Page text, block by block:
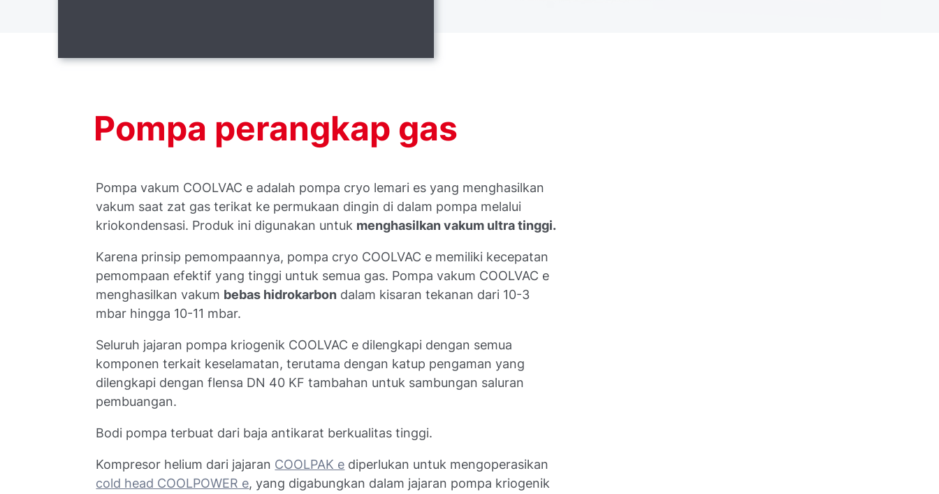
Pompa perangkap gas
Pompa vakum COOLVAC e adalah pompa cryo lemari es yang menghasilkan
vakum saat zat gas terikat ke permukaan dingin di dalam pompa melalui
kriokondensasi. Produk ini digunakan untuk menghasilkan vakum ultra tinggi.
Karena prinsip pemompaannya, pompa cryo COOLVAC e memiliki kecepatan
pemompaan efektif yang tinggi untuk semua gas. Pompa vakum COOLVAC e
menghasilkan vakum bebas hidrokarbon dalam kisaran tekanan dari 10-3
mbar hingga 10-11 mbar.
Seluruh jajaran pompa kriogenik COOLVAC e dilengkapi dengan semua
komponen terkait keselamatan, terutama dengan katup pengaman yang
dilengkapi dengan flensa DN 40 KF tambahan untuk sambungan saluran
pembuangan.
Bodi pompa terbuat dari baja antikarat berkualitas tinggi.
Kompresor helium dari jajaran COOLPAK e diperlukan untuk mengoperasikan
cold head COOLPOWER e, yang digabungkan dalam jajaran pompa kriogenik